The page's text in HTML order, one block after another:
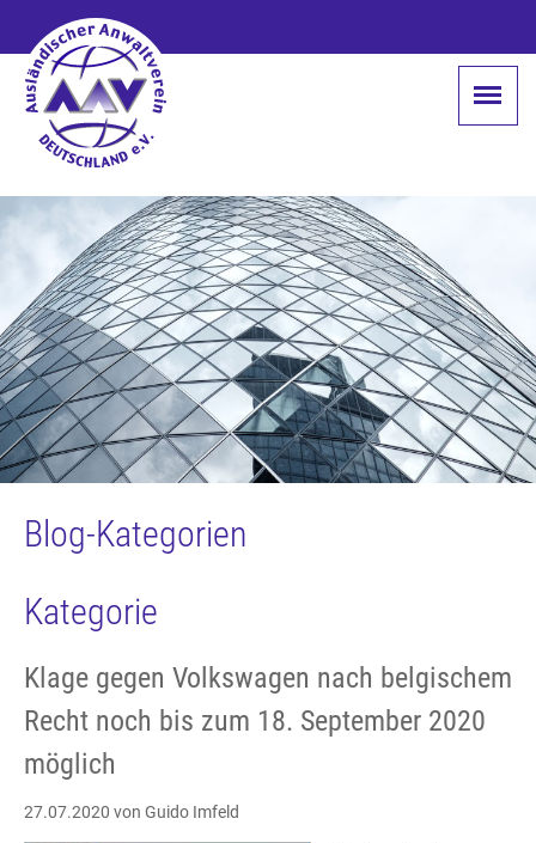
Blog-Kategorien
Kategorie
Klage gegen Volkswagen nach belgischem
Recht noch bis zum 18. September 2020
möglich
27.07.2020 von Guido Imfeld